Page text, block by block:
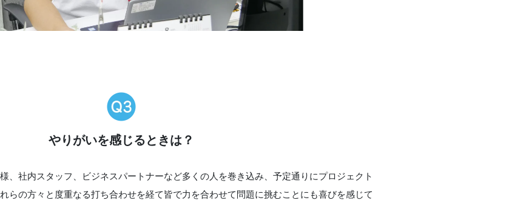
やりがいを感じるときは？
、社内スタッフ、ビジネスパートナーなど多くの人を巻き込み、予定通りにプロジェクト
らの方々と度重なる打ち合わせを経て皆で力を合わせて問題に挑むことにも喜びを感じて